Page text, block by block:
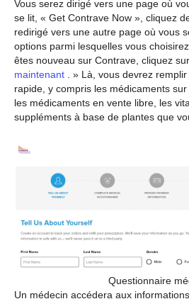
Vous serez dirigé vers une page où
se lit, « Get Contrave Now », cliquez
redirigé vers une autre page où vous
options parmi lesquelles vous
êtes nouveau sur Contrave, cliquez
maintenant . » Là, vous devrez
rapide, y compris les médicaments
les médicaments en vente libre, les
suppléments à base de plantes que
Questionnaire
Un médecin accédera aux